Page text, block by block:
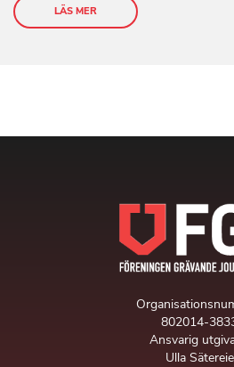
LÄS MER
802014-
Ansvarig
Ulla Sätereie